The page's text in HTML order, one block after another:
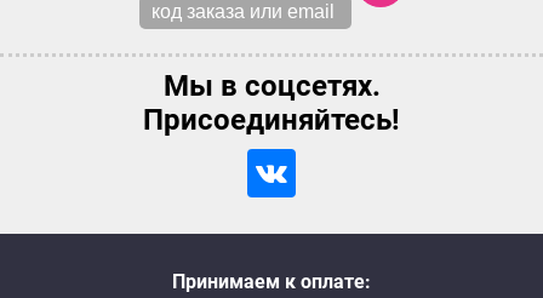
Мы в соцсетях.
Присоединяйтесь!
Принимаем к оплате: